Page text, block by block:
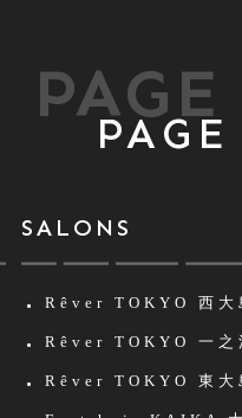
SALONS
Rêver TOKYO 西大
Rêver TOKYO 一之
Rêver TOKYO 東大